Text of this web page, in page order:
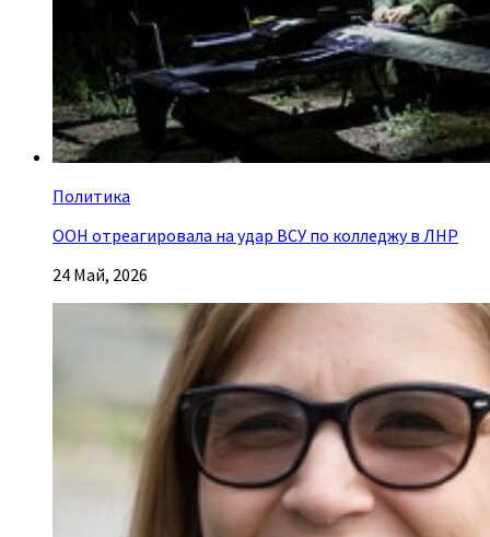
Политика
ООН отреагировала на удар ВСУ по колледжу в ЛНР
24 Май, 2026